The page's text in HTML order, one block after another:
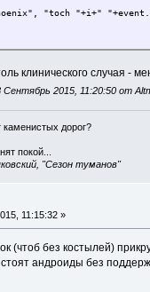
клинического случая -
2015, 11:20:50 от
каменистых дорог?
покой...
"Сезон туманов"
11:15:32 »
(чтоб без костылей)
андроиды без